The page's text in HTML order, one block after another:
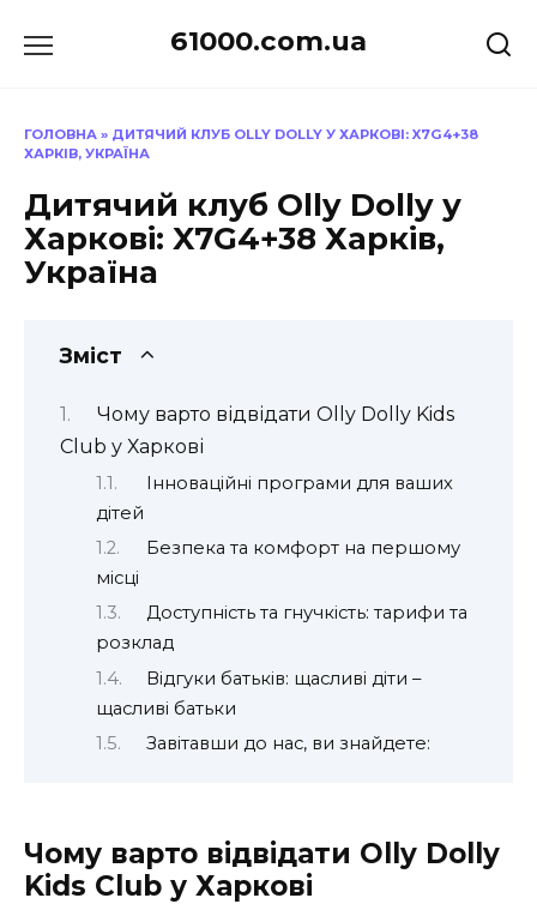
до
61000.com.ua
ГОЛОВНА » ДИТЯЧИЙ КЛУБ OLLY DOLLY У ХАРКОВІ: X7G4+38
ХАРКІВ, УКРАЇНА
Дитячий клуб Olly Dolly у
Харкові: X7G4+38 Харків,
Україна
Зміст
Чому варто відвідати Olly Dolly Kids
Club у Харкові
Інноваційні програми для ваших
дітей
Безпека та комфорт на першому
місці
Доступність та гнучкість: тарифи та
розклад
Відгуки батьків: щасливі діти –
щасливі батьки
Завітавши до нас, ви знайдете:
Чому варто відвідати Olly Dolly
Kids Club у Харкові